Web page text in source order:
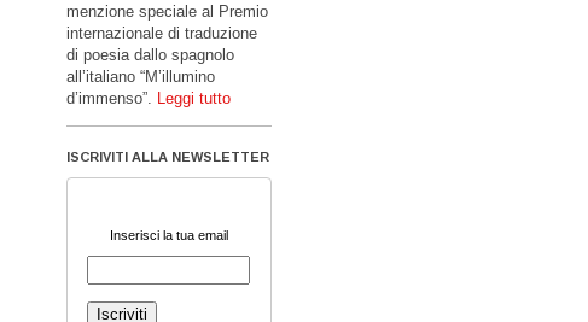
menzione speciale al Premio
internazionale di traduzione
di poesia dallo spagnolo
all’italiano “M’illumino
d’immenso”.
Leggi tutto
ISCRIVITI ALLA NEWSLETTER
Inserisci la tua email